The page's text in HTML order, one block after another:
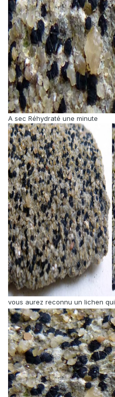
A sec Réhydraté une minute
vous aurez reconnu un lichen